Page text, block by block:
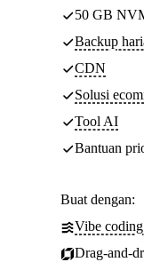
50 GB
Backup
CDN
Solusi
Tool AI
Bantuan
Buat dengan:
Vibe
Drag-and-